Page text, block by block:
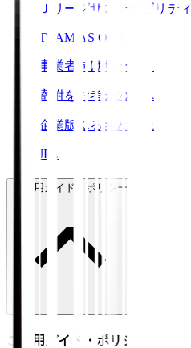
Ｊリーグサステナビリティ
TEAM AS ONE
事業者向けサービス
寄附をお考えの方へ
企業版ふるさと納税
JFA
ご利用ガイド・ポリシー
ご利用ガイド・ポリシー